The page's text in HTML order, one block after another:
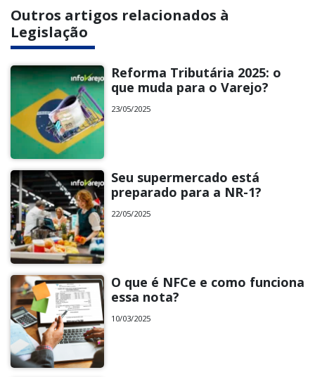
Outros artigos relacionados à
Legislação
Reforma Tributária 2025: o
que muda para o Varejo?
23/05/2025
Seu supermercado está
preparado para a NR-1?
22/05/2025
O que é NFCe e como funciona
essa nota?
10/03/2025